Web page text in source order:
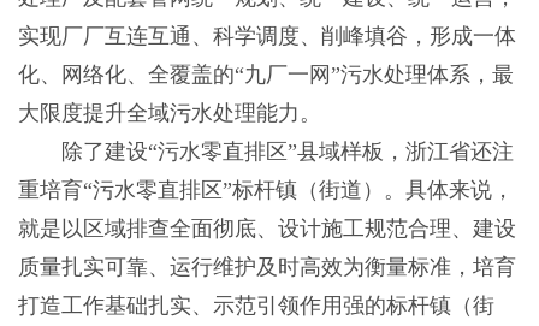
实现厂厂互连互通、科学调度、削峰填谷，形成一体
化、网络化、全覆盖的“九厂一网”污水处理体系，最
大限度提升全域污水处理能力。
除了建设“污水零直排区”县域样板，浙江省还注
重培育“污水零直排区”标杆镇（街道）。具体来说，
就是以区域排查全面彻底、设计施工规范合理、建设
质量扎实可靠、运行维护及时高效为衡量标准，培育
打造工作基础扎实、示范引领作用强的标杆镇（街